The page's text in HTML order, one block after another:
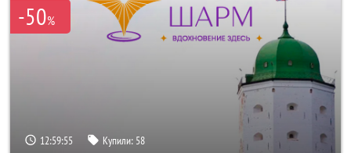
-50%
12:59:52 Купили: 58